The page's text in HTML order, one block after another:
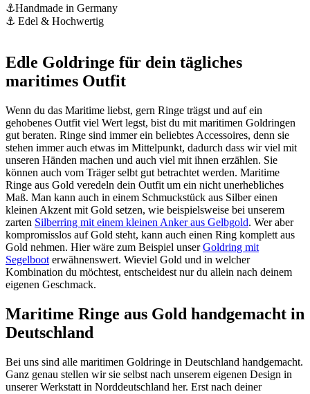
⚓Handmade in Germany
⚓ Edel & Hochwertig
Edle Goldringe für dein tägliches
maritimes Outfit
Wenn du das Maritime liebst, gern Ringe trägst und auf ein
gehobenes Outfit viel Wert legst, bist du mit maritimen Goldringen
gut beraten. Ringe sind immer ein beliebtes Accessoires, denn sie
stehen immer auch etwas im Mittelpunkt, dadurch dass wir viel mit
unseren Händen machen und auch viel mit ihnen erzählen. Sie
können auch vom Träger selbt gut betrachtet werden. Maritime
Ringe aus Gold veredeln dein Outfit um ein nicht unerhebliches
Maß. Man kann auch in einem Schmuckstück aus Silber einen
kleinen Akzent mit Gold setzen, wie beispielsweise bei unserem
zarten Silberring mit einem kleinen Anker aus Gelbgold. Wer aber
kompromisslos auf Gold steht, kann auch einen Ring komplett aus
Gold nehmen. Hier wäre zum Beispiel unserGoldring mit
Segelboot erwähnenswert. Wieviel Gold und in welcher
Kombination du möchtest, entscheidest nur du allein nach deinem
eigenen Geschmack.
Maritime Ringe aus Gold handgemacht in
Deutschland
Bei uns sind alle maritimen Goldringe in Deutschland handgemacht.
Ganz genau stellen wir sie selbst nach unserem eigenen Design in
unserer Werkstatt in Norddeutschland her. Erst nach deiner